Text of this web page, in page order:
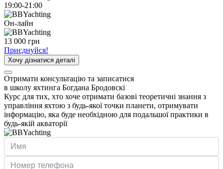
19:00-21:00
Он-лайн
13 000 грн
Приєднуйся!
Хочу дізнатися деталі
Отримати консультацію та записатися
в школу яхтинга Богдана Бродовскі
Курс для тих, хто хоче отримати базові теоретичні знання з
управління яхтою з будь-якої точки планети, отримувати
інформацію, яка буде необхідною для подальшої практики в
будь-якій акваторії